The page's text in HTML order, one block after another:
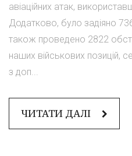
авіаційних атак,
Додатково, було задіяно
також проведено 2822
наших військових позицій,
з доп...
ЧИТАТИ ДАЛІ